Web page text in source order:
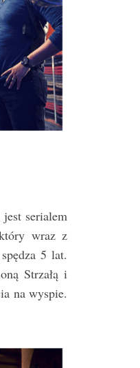
serialem
wraz z
5 lat.
Strzałą i
na wyspie.